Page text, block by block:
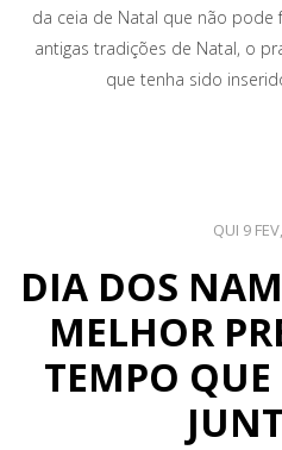
da ceia de Natal que não pode
antigas tradições de Natal, o
que tenha sido
QUI 9
DIA DOS
MELHOR
TEMPO